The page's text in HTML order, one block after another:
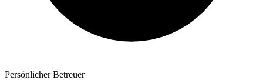
Persönlicher Betreuer